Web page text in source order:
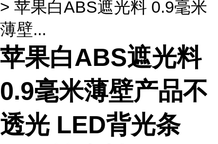
> 苹果白ABS遮光料 0.9毫米
薄壁...
苹果白ABS遮光料
0.9毫米薄壁产品不
透光 LED背光条